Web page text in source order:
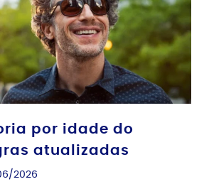
por idade do
atualizadas
2026